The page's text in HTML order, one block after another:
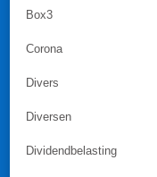
Box3
Corona
Divers
Diversen
Dividendbelasting